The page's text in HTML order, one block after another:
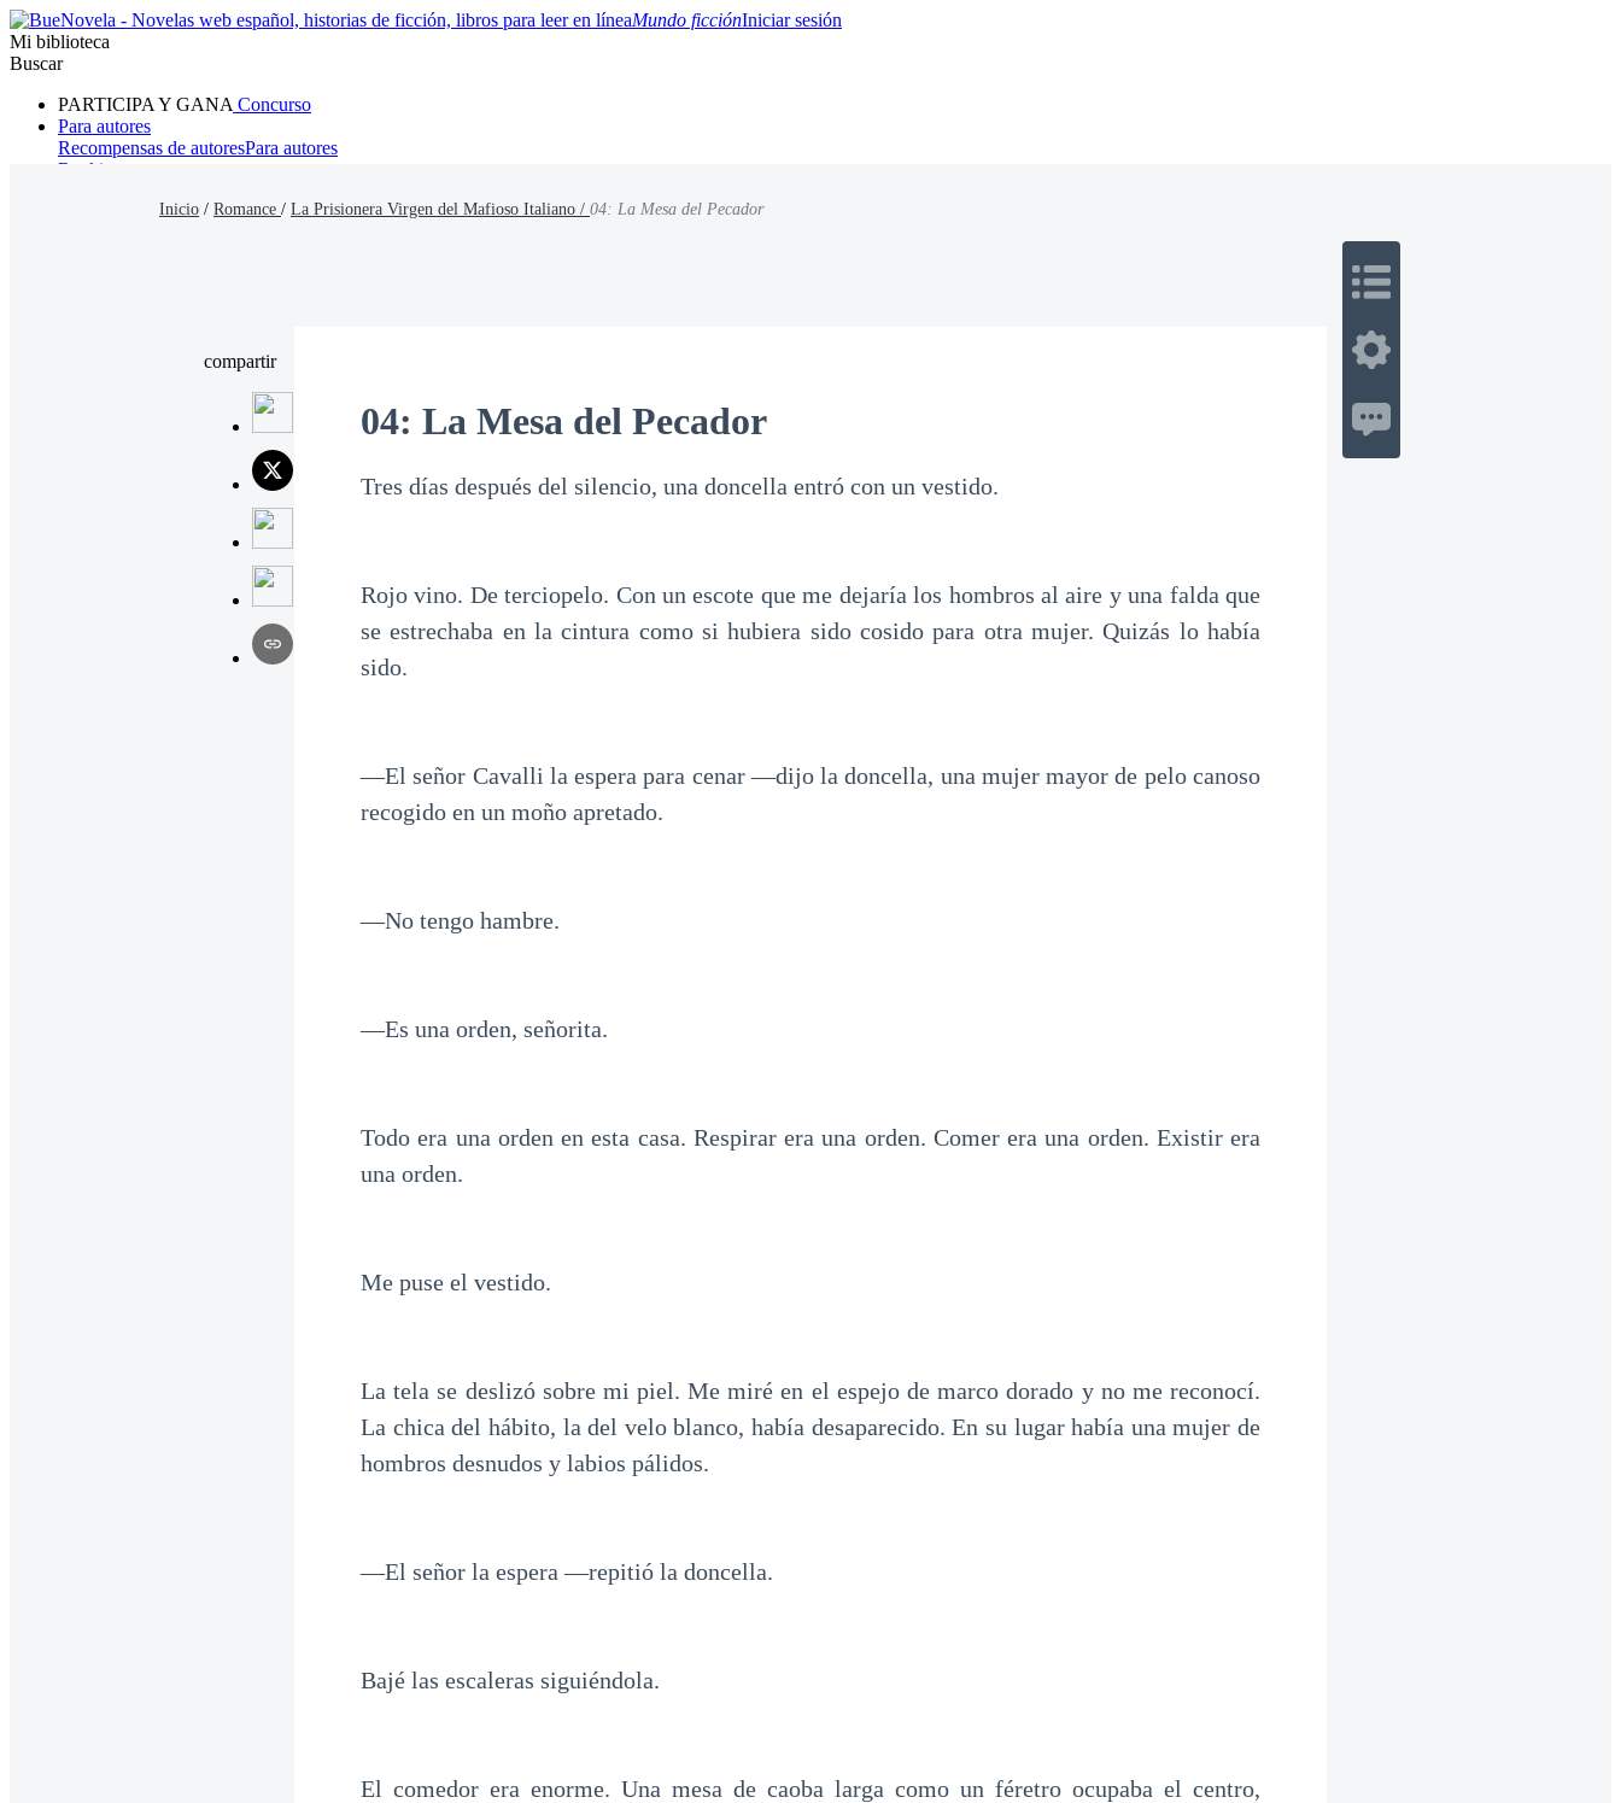
Mundo ficciónIniciar sesión
Mi biblioteca
Buscar
PARTICIPA Y GANA Concurso
Para autores
Recompensas de autoresPara autores
Ranking
Inicio / Romance / La Prisionera Virgen del Mafioso Italiano / 04: La Mesa del Pecador
compartir
04: La Mesa del Pecador
Tres días después del silencio, una doncella entró con un vestido.
Rojo vino. De terciopelo. Con un escote que me dejaría los hombros al aire y una falda que
se estrechaba en la cintura como si hubiera sido cosido para otra mujer. Quizás lo había
sido.
—El señor Cavalli la espera para cenar —dijo la doncella, una mujer mayor de pelo canoso
recogido en un moño apretado.
—No tengo hambre.
—Es una orden, señorita.
Todo era una orden en esta casa. Respirar era una orden. Comer era una orden. Existir era
una orden.
Me puse el vestido.
La tela se deslizó sobre mi piel. Me miré en el espejo de marco dorado y no me reconocí.
La chica del hábito, la del velo blanco, había desaparecido. En su lugar había una mujer de
hombros desnudos y labios pálidos.
—El señor la espera —repitió la doncella.
Bajé las escaleras siguiéndola.
El comedor era enorme. Una mesa de caoba larga como un féretro ocupaba el centro,